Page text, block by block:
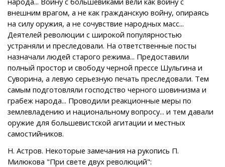
внешним врагом, а не как гражданскую войну, опираясь
на силу оружия, а не сочувствие народных масс...
Деятелей революции с широкой популярностью
устраняли и преследовали. На ответственные посты
назначали людей старого режима... Предоставили
полный простор и свободу черной прессе Шульгина и
Суворина, а левую серьезную печать преследовали. Тем
самым подготовляли господство черного шовинизма и
грабеж народа... Проводили реакционные меры по
землевладению и национальному вопросу... и тем давали
оружие для большевистской агитации и местных
самостийников.
Н. Астров. Некоторые замечания на рукопись П.
Милюкова "При свете двух революций":